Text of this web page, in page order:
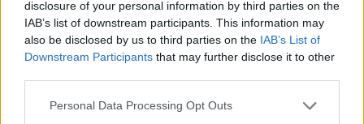
disclosure of your personal information by third parties on the
IAB’s list of downstream participants. This information may
also be disclosed by us to third parties on the IAB’s List of
Downstream Participants that may further disclose it to other
Please note that this website/app uses one or more Google
Personal Data Processing Opt Outs
αντιμετωπίζουν καταστάσεις αναρχίας και
πλιάτσικα. Ο Μουσολίνι δίνει εντολή να
εκτελείται όποιος συλλαμβάνεται να κλέβει
ή να παραβαίνει τους αυστηρούς νόμους που
επιβάλλει η ιταλική αστυνομία.